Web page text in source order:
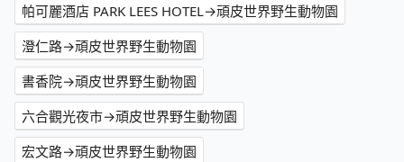
帕可麗酒店 PARK LEES HOTEL→頑皮世界野生動物園
澄仁路→頑皮世界野生動物園
書香院→頑皮世界野生動物園
六合觀光夜市→頑皮世界野生動物園
宏文路→頑皮世界野生動物園